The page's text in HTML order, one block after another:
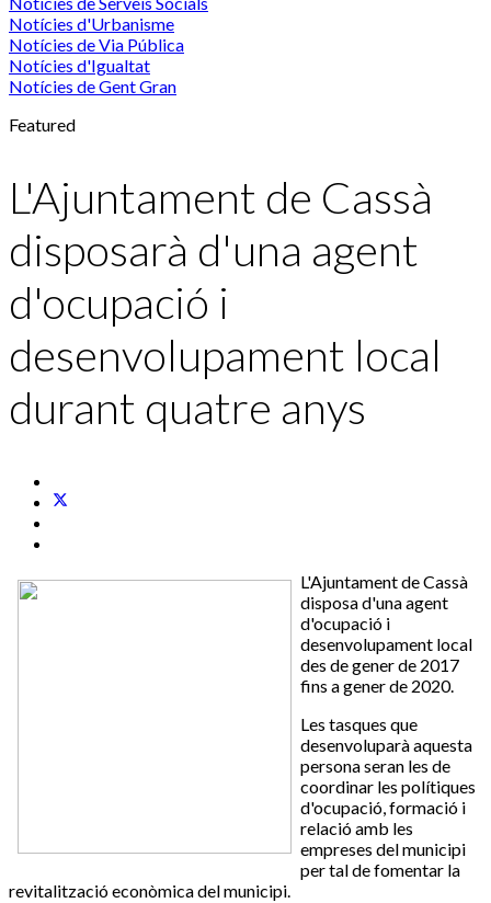
Notícies d'Urbanisme
Notícies de Via Pública
Notícies d'Igualtat
Notícies de Gent Gran
Featured
L'Ajuntament de Cassà
disposarà d'una agent
d'ocupació i
desenvolupament local
durant quatre anys
L'Ajuntament de Cassà
disposa d'una agent
d'ocupació i
desenvolupament local
des de gener de 2017
fins a gener de 2020.
Les tasques que
desenvoluparà aquesta
persona seran les de
coordinar les polítiques
d'ocupació, formació i
relació amb les
empreses del municipi
per tal de fomentar la
revitalització econòmica del municipi.